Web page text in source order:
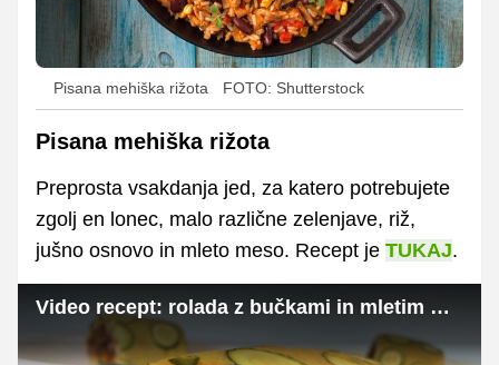
Pisana mehiška rižota FOTO: Shutterstock
Pisana mehiška rižota
Preprosta vsakdanja jed, za katero potrebujete
zgolj en lonec, malo različne zelenjave, riž,
jušno osnovo in mleto meso. Recept je TUKAJ.
Video recept: rolada z bučkami in mletim mesom